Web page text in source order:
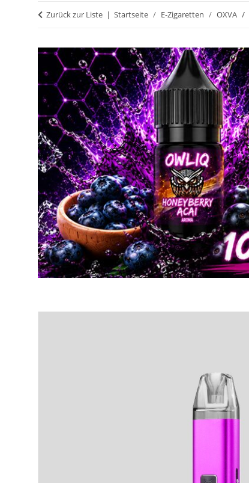
Zurück zur Liste Startseite E-Zigaretten OXVA